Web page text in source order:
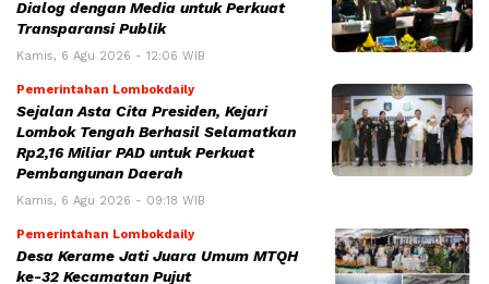
Dialog dengan Media untuk Perkuat
Transparansi Publik
Kamis, 6 Agu 2026 - 12:06 WIB
Pemerintahan Lombokdaily
Sejalan Asta Cita Presiden, Kejari
Lombok Tengah Berhasil Selamatkan
Rp2,16 Miliar PAD untuk Perkuat
Pembangunan Daerah
Kamis, 6 Agu 2026 - 09:18 WIB
Pemerintahan Lombokdaily
Desa Kerame Jati Juara Umum MTQH
ke-32 Kecamatan Pujut